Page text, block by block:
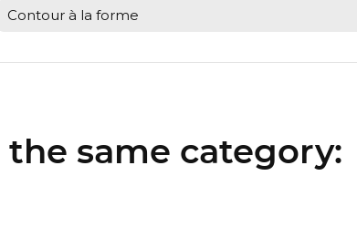
Contour à la forme
same category: